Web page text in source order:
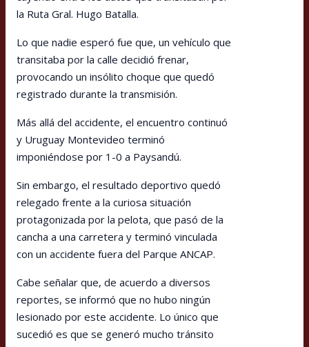
la Ruta Gral. Hugo Batalla.
Lo que nadie esperó fue que, un vehículo que
transitaba por la calle decidió frenar,
provocando un insólito choque que quedó
registrado durante la transmisión.
Más allá del accidente, el encuentro continuó
y Uruguay Montevideo terminó
imponiéndose por 1-0 a Paysandú.
Sin embargo, el resultado deportivo quedó
relegado frente a la curiosa situación
protagonizada por la pelota, que pasó de la
cancha a una carretera y terminó vinculada
con un accidente fuera del Parque ANCAP.
Cabe señalar que, de acuerdo a diversos
reportes, se informó que no hubo ningún
lesionado por este accidente. Lo único que
sucedió es que se generó mucho tránsito